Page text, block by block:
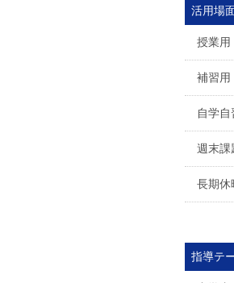
活用場
授業用
補習用
自学自
週末課
長期休
指導テ